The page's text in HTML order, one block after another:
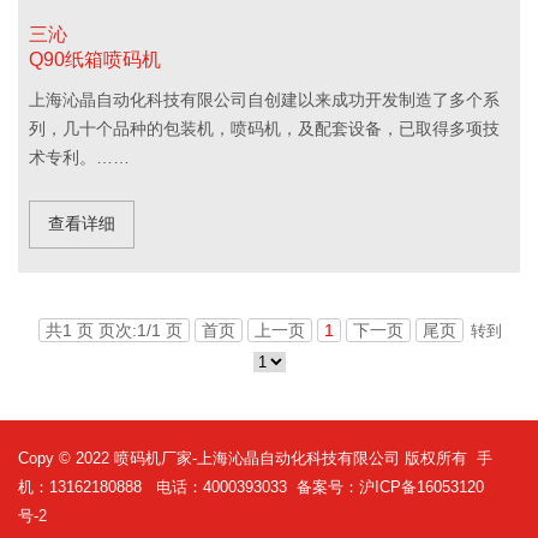
三沁
Q90纸箱喷码机
上海沁晶自动化科技有限公司自创建以来成功开发制造了多个系
列，几十个品种的包装机，喷码机，及配套设备，已取得多项技
术专利。……
查看详细
共1 页 页次:1/1 页 首页 上一页 1 下一页 尾页 转到
Copy © 2022 喷码机厂家-上海沁晶自动化科技有限公司 版权所有 手
机：13162180888 电话：4000393033 备案号： 沪ICP备16053120
号-2